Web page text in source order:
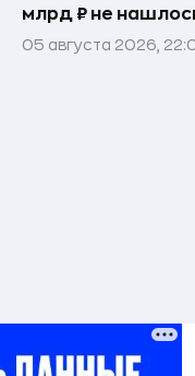
млрд ₽ не
05 августа 2026,